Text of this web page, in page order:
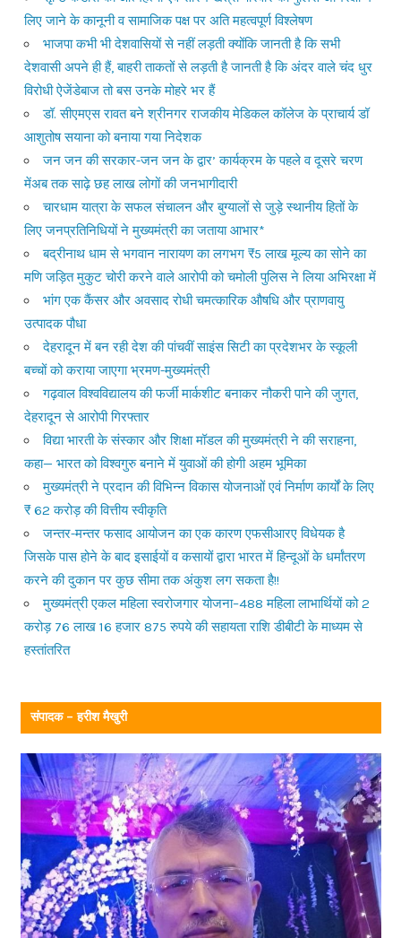
लिए जाने के कानूनी व सामाजिक पक्ष पर अति महत्वपूर्ण विश्लेषण
भाजपा कभी भी देशवासियों से नहीं लड़ती क्योंकि जानती है कि सभी
देशवासी अपने ही हैं, बाहरी ताकतों से लड़ती है जानती है कि अंदर वाले चंद धुर
विरोधी ऐजेंडेबाज तो बस उनके मोहरे भर हैं
डॉ. सीएमएस रावत बने श्रीनगर राजकीय मेडिकल कॉलेज के प्राचार्य डॉ
आशुतोष सयाना को बनाया गया निदेशक
जन जन की सरकार-जन जन के द्वार’ कार्यक्रम के पहले व दूसरे चरण
मेंअब तक साढ़े छह लाख लोगों की जनभागीदारी
चारधाम यात्रा के सफल संचालन और बुग्यालों से जुड़े स्थानीय हितों के
लिए जनप्रतिनिधियों ने मुख्यमंत्री का जताया आभार*
बद्रीनाथ धाम से भगवान नारायण का लगभग ₹5 लाख मूल्य का सोने का
मणि जड़ित मुकुट चोरी करने वाले आरोपी को चमोली पुलिस ने लिया अभिरक्षा में
भांग एक कैंसर और अवसाद रोधी चमत्कारिक औषधि और प्राणवायु
उत्पादक पौधा
देहरादून में बन रही देश की पांचवीं साइंस सिटी का प्रदेशभर के स्कूली
बच्चों को कराया जाएगा भ्रमण-मुख्यमंत्री
गढ़वाल विश्वविद्यालय की फर्जी मार्कशीट बनाकर नौकरी पाने की जुगत,
देहरादून से आरोपी गिरफ्तार
विद्या भारती के संस्कार और शिक्षा मॉडल की मुख्यमंत्री ने की सराहना,
कहा— भारत को विश्वगुरु बनाने में युवाओं की होगी अहम भूमिका
मुख्यमंत्री ने प्रदान की विभिन्न विकास योजनाओं एवं निर्माण कार्यों के लिए
₹ 62 करोड़ की वित्तीय स्वीकृति
जन्तर-मन्तर फसाद आयोजन का एक कारण एफसीआरए विधेयक है
जिसके पास होने के बाद इसाईयों व कसायों द्वारा भारत में हिन्दूओं के धर्मांतरण
करने की दुकान पर कुछ सीमा तक अंकुश लग सकता है!!
मुख्यमंत्री एकल महिला स्वरोजगार योजना–488 महिला लाभार्थियों को 2
करोड़ 76 लाख 16 हजार 875 रुपये की सहायता राशि डीबीटी के माध्यम से
हस्तांतरित
संपादक – हरीश मैखुरी